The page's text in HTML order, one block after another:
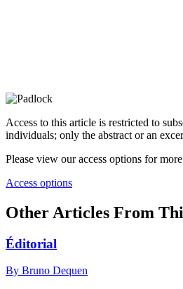
Access to this article is restricted to
individuals; only the abstract or an
Please view our access options for
Access options
Other Articles From
Éditorial
By Bruno Dequen